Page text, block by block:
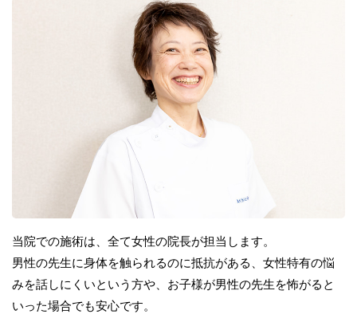
当院での施術は、全て女性の院長が担当します。
男性の先生に身体を触られるのに抵抗がある、女性特有の悩
みを話しにくいという方や、お子様が男性の先生を怖がると
いった場合でも安心です。